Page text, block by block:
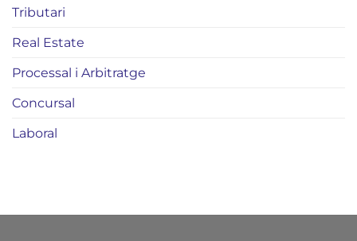
Tributari
Real Estate
Processal i Arbitratge
Concursal
Laboral